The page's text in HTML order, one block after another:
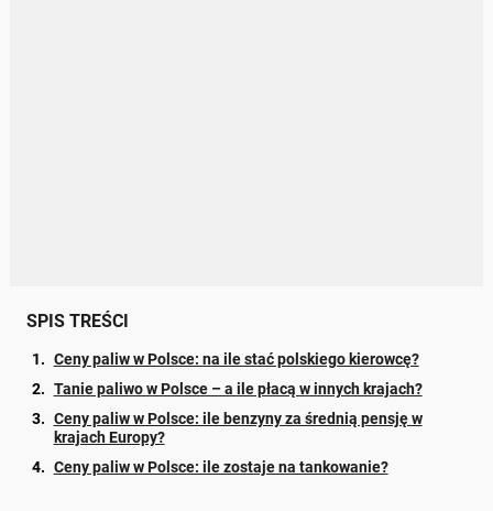
SPIS TREŚCI
Ceny paliw w Polsce: na ile stać polskiego kierowcę?
Tanie paliwo w Polsce – a ile płacą w innych krajach?
Ceny paliw w Polsce: ile benzyny za średnią pensję w
krajach Europy?
Ceny paliw w Polsce: ile zostaje na tankowanie?